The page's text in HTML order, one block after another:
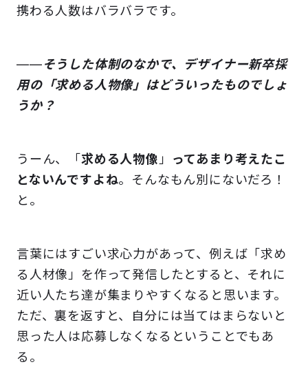
携わる人数はバラバラです。
――そうした体制のなかで、デザイナー新卒採
用の「求める人物像」はどういったものでしょ
うか？
うーん、「 求める人物像 」
ってあまり考えたこ
とないんですよね。そんなもん別にないだろ！
と。
言葉にはすごい求心力があって、例えば「求め
る人材像」を作って発信したとすると、それに
近い人たち達が集まりやすくなると思います。
ただ、裏を返すと、自分には当てはまらないと
思った人は応募しなくなるということでもあ
る。